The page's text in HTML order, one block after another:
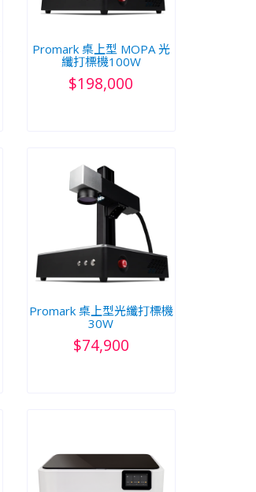
Promark 桌上型 MOPA 光
纖打標機100W
$198,000
Promark 桌上型光纖打標機
30W
$74,900